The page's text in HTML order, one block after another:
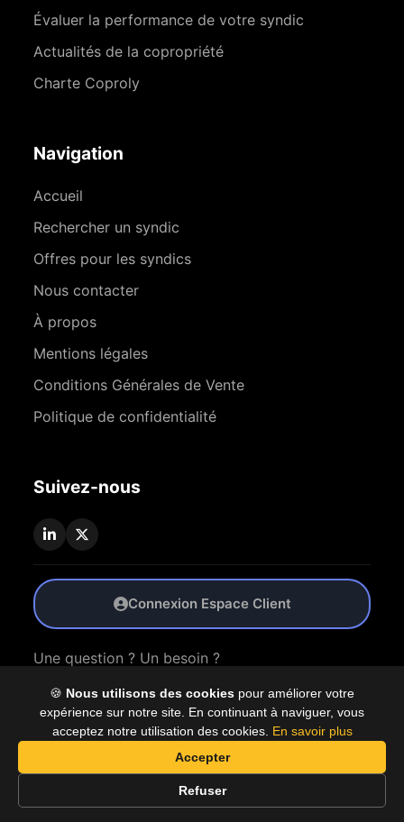
🍪 Nous utilisons des cookies pour améliorer votre
expérience sur notre site. En continuant à naviguer, vous
acceptez notre utilisation des cookies. En savoir plus
Accepter
Refuser
Évaluer la performance de votre syndic
Actualités de la copropriété
Charte Coproly
Navigation
Accueil
Rechercher un syndic
Offres pour les syndics
Nous contacter
À propos
Mentions légales
Conditions Générales de Vente
Politique de confidentialité
Suivez-nous
Connexion Espace Client
Une question ? Un besoin ?
Nous Contacter
© 2026 Coproly. Tous droits réservés.